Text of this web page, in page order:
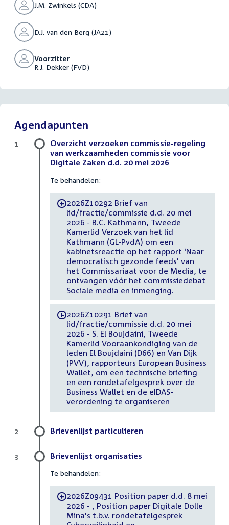
J.M. Zwinkels (CDA)
D.J. van den Berg (JA21)
Voorzitter
R.J. Dekker (FVD)
Agendapunten
Overzicht verzoeken commissie-regeling
van werkzaamheden commissie voor
Digitale Zaken d.d. 20 mei 2026
Te behandelen:
-2026Z10292 Brief van
lid/fractie/commissie d.d. 20 mei
2026 - B.C. Kathmann, Tweede
Kamerlid Verzoek van het lid
Kathmann (GL-PvdA) om een
kabinetsreactie op het rapport ‘Naar
democratisch gezonde feeds’ van
het Commissariaat voor de Media, te
ontvangen vóór het commissiedebat
Sociale media en inmenging.
-2026Z10291 Brief van
lid/fractie/commissie d.d. 20 mei
2026 - S. El Boujdaini, Tweede
Kamerlid Vooraankondiging van de
leden El Boujdaini (D66) en Van Dijk
(PVV), rapporteurs European Business
Wallet, om een technische briefing
en een rondetafelgesprek over de
Business Wallet en de eIDAS-
verordening te organiseren
1
Brievenlijst particulieren
2
Brievenlijst organisaties
Te behandelen:
-2026Z09431 Position paper d.d. 8 mei
2026 - , Position paper Digitale Dolle
Mina's t.b.v. rondetafelgesprek
3